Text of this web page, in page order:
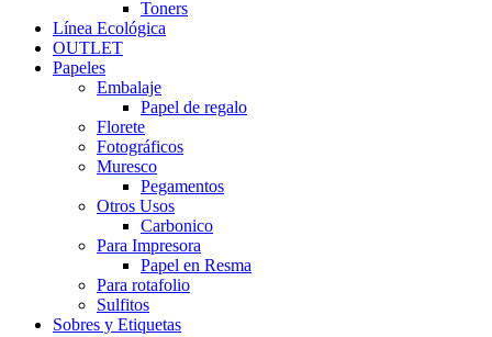
Toners
Línea Ecológica
OUTLET
Papeles
Embalaje
Papel de regalo
Florete
Fotográficos
Muresco
Pegamentos
Otros Usos
Carbonico
Para Impresora
Papel en Resma
Para rotafolio
Sulfitos
Sobres y Etiquetas